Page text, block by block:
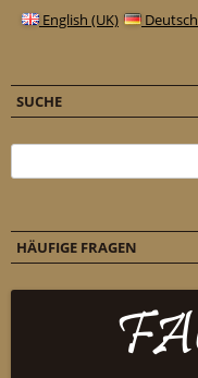
English (UK) Deutsch
SUCHE
HÄUFIGE FRAGEN